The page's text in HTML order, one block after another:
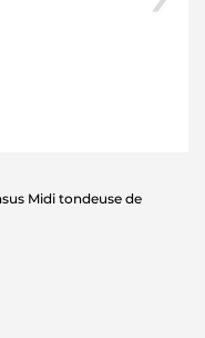
Midi tondeuse de